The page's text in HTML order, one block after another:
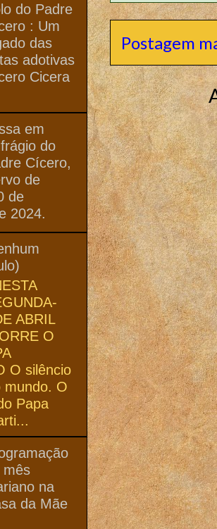
Postagem
do Padre
: Um
das
adotivas
Cicera
em
do
Cícero,
de
de
2024.
ABRIL
O
O silêncio
mundo. O
Papa
mês
na
da Mãe